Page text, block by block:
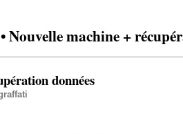
Nouvelle machine +
données